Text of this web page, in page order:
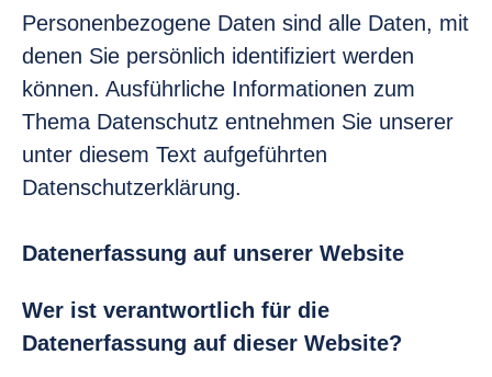
Personenbezogene Daten sind alle Daten, mit
denen Sie persönlich identifiziert werden
können. Ausführliche Informationen zum
Thema Datenschutz entnehmen Sie unserer
unter diesem Text aufgeführten
Datenschutzerklärung.
Datenerfassung auf unserer Website
Wer ist verantwortlich für die
Datenerfassung auf dieser Website?